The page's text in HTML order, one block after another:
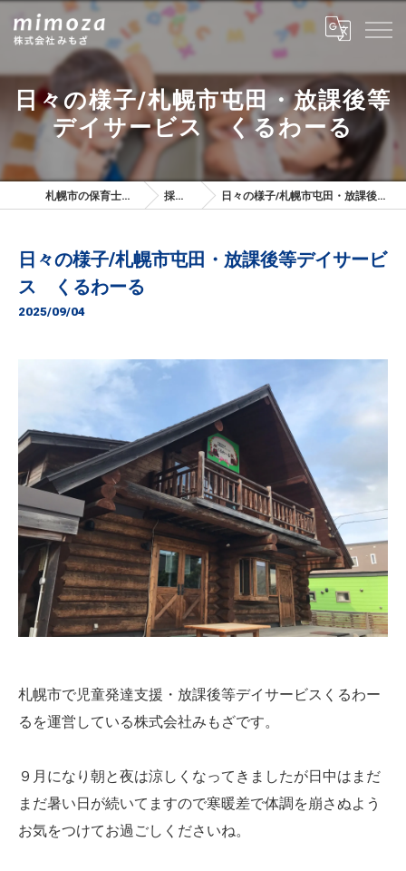
日々の様子/札幌市屯田・放課後等
デイサービス くるわーる
札幌市の保育士は株式会社みもざ 採用ブログ 日々の様子/札幌市屯田・放課後等デイサービス くるわーる
日々の様子/札幌市屯田・放課後等デイサービ
ス くるわーる
2025/09/04
札幌市で児童発達支援・放課後等デイサービスくるわー
るを運営している株式会社みもざです。
９月になり朝と夜は涼しくなってきましたが日中はまだ
まだ暑い日が続いてますので寒暖差で体調を崩さぬよう
お気をつけてお過ごしくださいね。